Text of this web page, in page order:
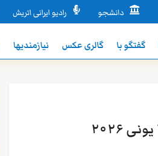
 دانشجو  رادیو ایرانی اتریش
گفتگو با گالری عکس نیازمندیها